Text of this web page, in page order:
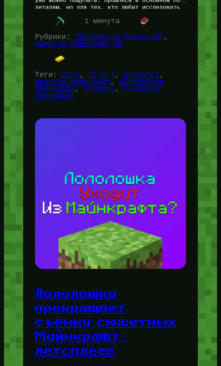
деталям, но для тех, кто любит исследовать
мир, есть пара важных моментов.…
1 минута
Рубрики: Обновления Майнкрафт
Новости Майнкрафт 🔴
Теги: 26.2, 26.2 4, Snapshot
Новости Майнкрафт, Обновления
Майнкрафт, Снапшот, Снапшоты
Майнкрафт
Лололошка
прекращает
съёмку сюжетных
Майнкрафт-
летсплеев